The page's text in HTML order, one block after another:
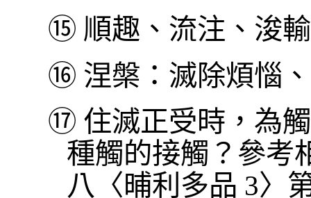
⑮ 順趣、流注、浚
⑯ 涅槃：滅除煩惱
⑰ 住滅正受時，為
種觸的接觸？參考
八〈晡利多品 3〉